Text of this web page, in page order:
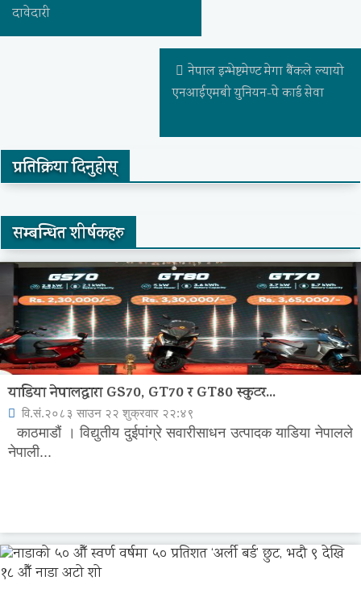
दावेदारी
नेपाल इन्भेष्टमेण्ट मेगा बैंकले ल्यायो
एनआईएमबी युनियन-पे कार्ड सेवा
प्रतिक्रिया दिनुहोस्
सम्बन्धित शीर्षकहरु
याडिया नेपालद्वारा GS70, GT70 र GT80 स्कुटर...
वि.सं.२०८३ साउन २२ शुक्रवार २२:४९
काठमाडौं । विद्युतीय दुईपांग्रे सवारीसाधन उत्पादक याडिया नेपालले
नेपाली...